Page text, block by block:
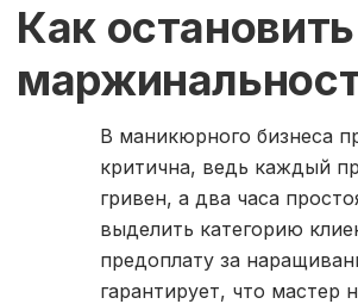
Как
В маникюрного бизнеса
критична, ведь каждый
гривен, а два часа
выделить категорию
предоплату за
гарантирует, что мастер